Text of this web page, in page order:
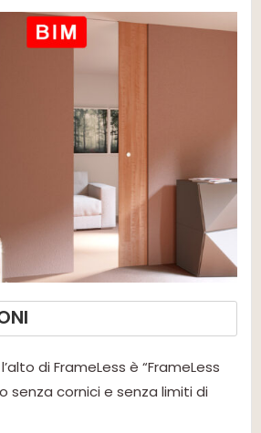
di FrameLess è “FrameLess
senza cornici e senza limiti di